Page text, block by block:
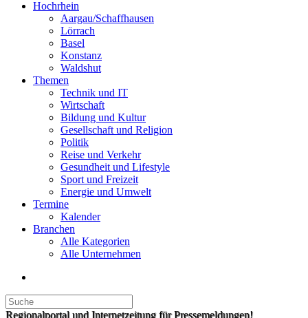
Hochrhein
Aargau/Schaffhausen
Lörrach
Basel
Konstanz
Waldshut
Themen
Technik und IT
Wirtschaft
Bildung und Kultur
Gesellschaft und Religion
Politik
Reise und Verkehr
Gesundheit und Lifestyle
Sport und Freizeit
Energie und Umwelt
Termine
Kalender
Branchen
Alle Kategorien
Alle Unternehmen
Regionalportal und Internetzeitung für Pressemeldungen!